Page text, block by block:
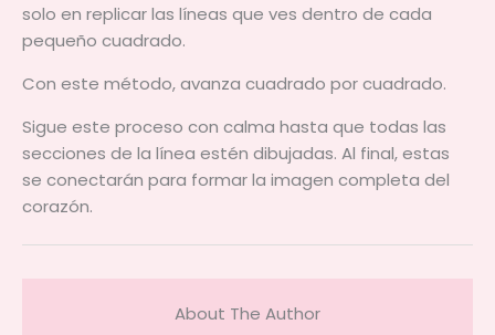
solo en replicar las líneas que ves dentro de cada
pequeño cuadrado.
Con este método, avanza cuadrado por cuadrado.
Sigue este proceso con calma hasta que todas las
secciones de la línea estén dibujadas. Al final, estas
se conectarán para formar la imagen completa del
corazón.
About The Author